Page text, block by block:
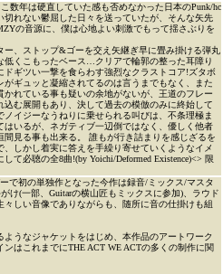
数年は硬直していた感も否めなかった日本のPunk/hc
切れない鬱屈した日々を送っていたが、そんな矢先
の音源に、僕は心地よい刺激でもって揺さぶりを
ー、ストップ&ゴーを交え矢継ぎ早に畳み掛ける弾丸
低くこもったベース…クリアで輪郭の整った耳障り
ギツい一撃を食らわす強烈なクラストコア!ズタボ
ギュッと凝縮されてるのは言うまでもなく、また
れている事も疑いの余地がないが、王道のフレー
む展開もあり、決して過去の模倣のみに終始して
イジーなうねりに乗せられる叫びは、不条理極ま
はいるが、ネガティブ一辺倒ではなく、優しく他者
見る事も出来る。 誰もが行き詰まりを感じざるを
しかし着実に答えを手繰り寄せていくようなイメ
て必聴の全8曲!(by Yoichi/Deformed Existence)<> 限
で初の単独作となった今作は録音/ミックス/マスタ
け(一部、Guitarの横山匠もミックスに参加)、ラウド
しい音像でありながらも、随所に音の仕掛けも組
うなジャケットをはじめ、本作品のアートワーク
はこれまでにTHE ACT WE ACTの多くの制作に関